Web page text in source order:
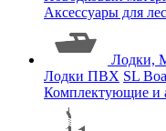
Аксессуары для
Лодки,
Лодки ПВХ SL
Комплектующие и